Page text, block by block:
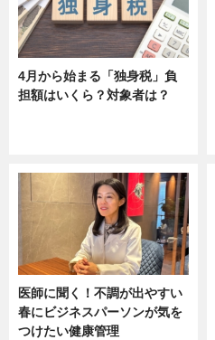
4月から始まる「独身税」負
担額はいくら？対象者は？
医師に聞く！不調が出やすい
春にビジネスパーソンが気を
つけたい健康管理